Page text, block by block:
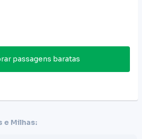
passagens baratas
e Milhas: